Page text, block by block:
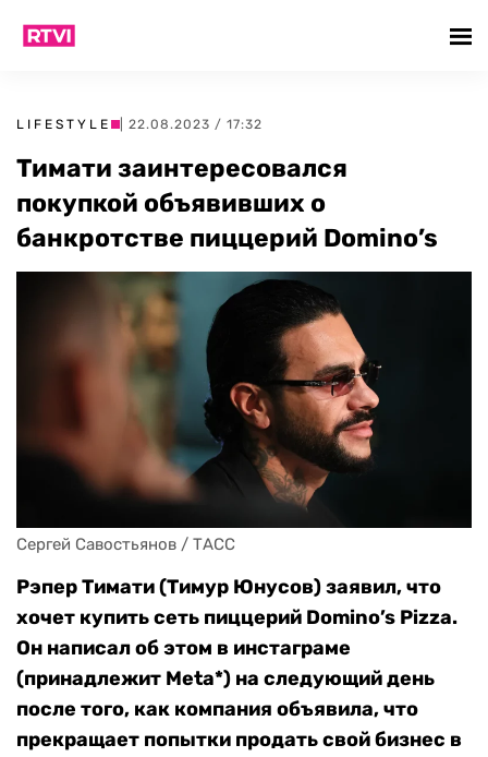
LIFESTYLE | 22.08.2023 / 17:32
Тимати заинтересовался
покупкой объявивших о
банкротстве пиццерий Domino’s
Сергей Савостьянов / ТАСС
Рэпер Тимати (Тимур Юнусов) заявил, что
хочет купить сеть пиццерий Domino’s Pizza.
Он написал об этом в инстаграме
(принадлежит Meta*) на следующий день
после того, как компания объявила, что
прекращает попытки продать свой бизнес в